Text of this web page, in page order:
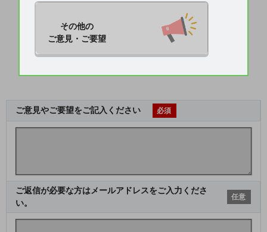
その他の
ご意見・ご要望
ご意見やご要望をご記入ください 必須
ご返信が必要な方はメールアドレスをご入力くださ
い。
任意